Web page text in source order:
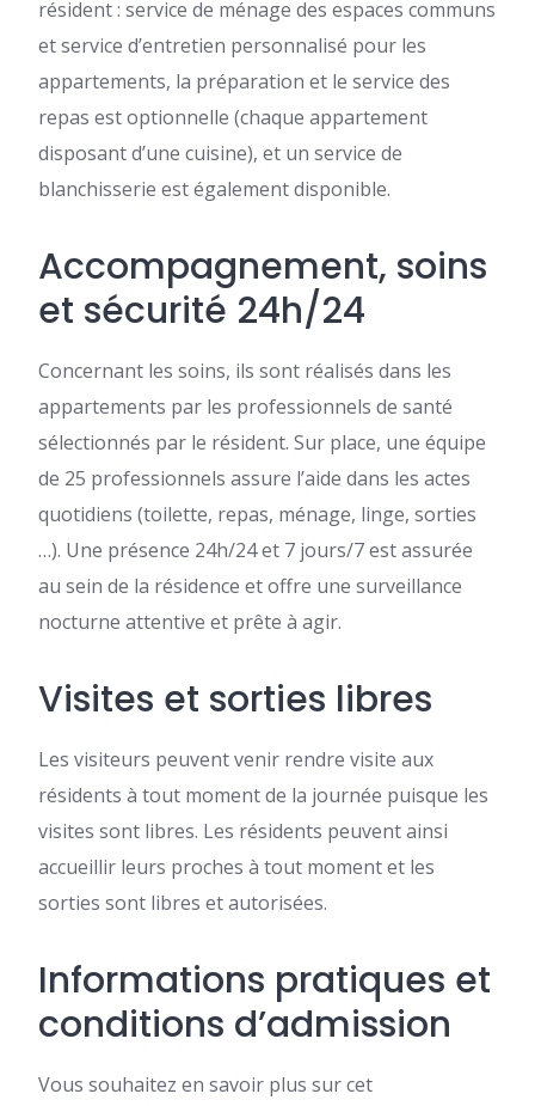
résident : service de ménage des espaces communs
et service d’entretien personnalisé pour les
appartements, la préparation et le service des
repas est optionnelle (chaque appartement
disposant d’une cuisine), et un service de
blanchisserie est également disponible.
Accompagnement, soins
et sécurité 24h/24
Concernant les soins, ils sont réalisés dans les
appartements par les professionnels de santé
sélectionnés par le résident. Sur place, une équipe
de 25 professionnels assure l’aide dans les actes
quotidiens (toilette, repas, ménage, linge, sorties
…). Une présence 24h/24 et 7 jours/7 est assurée
au sein de la résidence et offre une surveillance
nocturne attentive et prête à agir.
Visites et sorties libres
Les visiteurs peuvent venir rendre visite aux
résidents à tout moment de la journée puisque les
visites sont libres. Les résidents peuvent ainsi
accueillir leurs proches à tout moment et les
sorties sont libres et autorisées.
Informations pratiques et
conditions d’admission
Vous souhaitez en savoir plus sur cet